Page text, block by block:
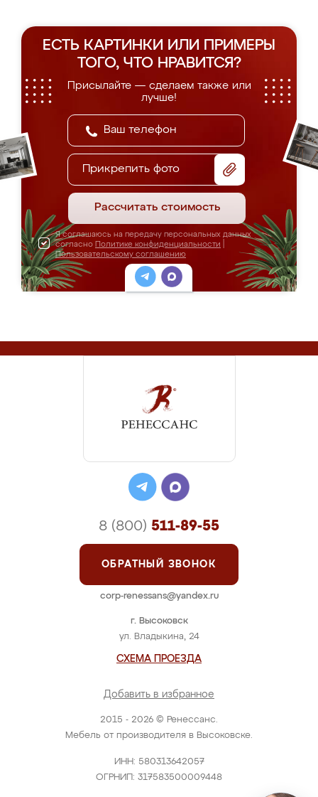
ЕСТЬ КАРТИНКИ ИЛИ ПРИМЕРЫ
ТОГО, ЧТО НРАВИТСЯ?
Присылайте — сделаем также или
лучше!
Прикрепить фото
Рассчитать стоимость
Я соглашаюсь на передачу персональных данных
согласно Политике конфиденциальности
Пользовательскому соглашению
2015 - 2026 © Ренессанс.
Мебель от производителя в Высоковске.
ИНН: 580313642057
ОГРНИП: 317583500009448
г. Высоковск
ул. Владыкина, 24
СХЕМА ПРОЕЗДА
Добавить в избранное
8 (800) 511-89-55
ОБРАТНЫЙ ЗВОНОК
corp-renessans@yandex.ru